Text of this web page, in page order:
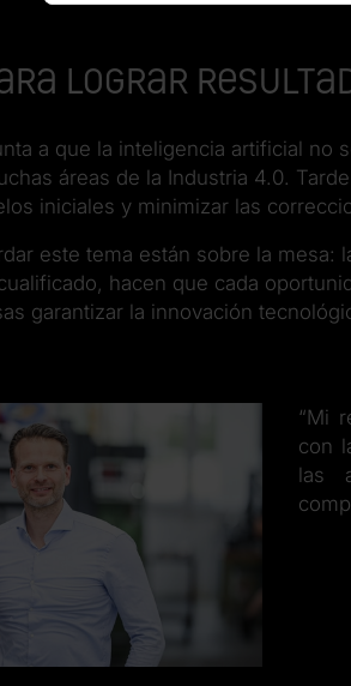
lograr
a que la inteligencia artificial
áreas de la Industria 4.0.
iniciales y minimizar las
este tema están sobre la
hacen que cada
garantizar la innovación
“Mi
con
las